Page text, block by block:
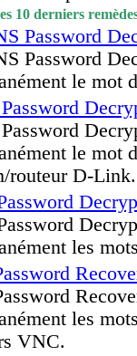
10 derniers
Password
Password
le mot
le mot
routeur D-Link.
les
les
VNC.